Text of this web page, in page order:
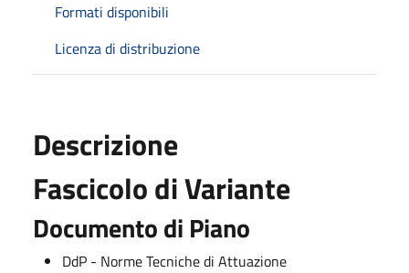
Formati disponibili
Licenza di distribuzione
Descrizione
Fascicolo di Variante
Documento di Piano
DdP - Norme Tecniche di Attuazione